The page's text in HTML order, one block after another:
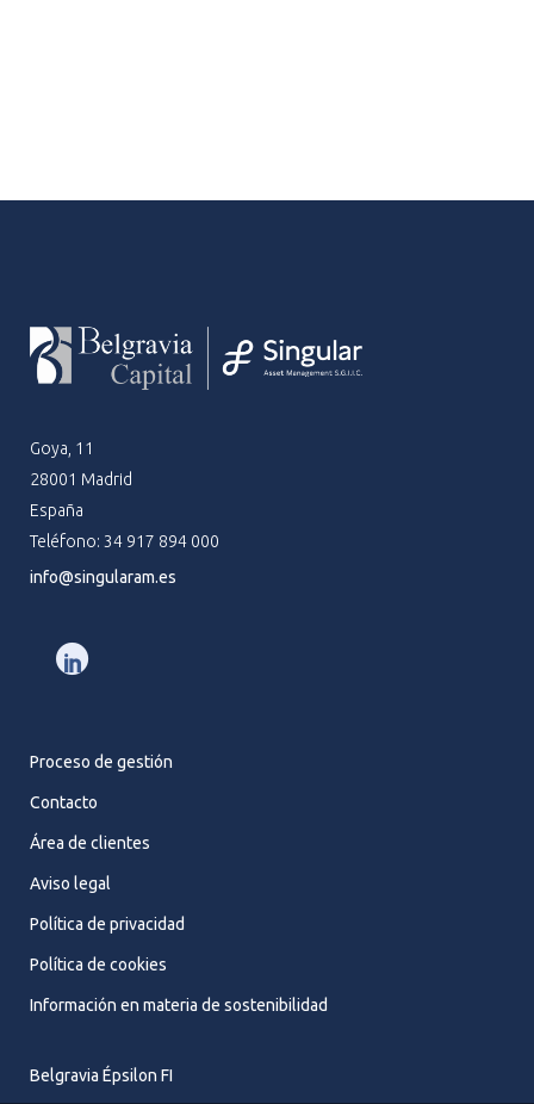
Goya, 11
28001 Madrid
España
Teléfono: 34 917 894 000
info@singularam.es
Proceso de gestión
Contacto
Área de clientes
Aviso legal
Política de privacidad
Política de cookies
Información en materia de sostenibilidad
Belgravia Épsilon FI